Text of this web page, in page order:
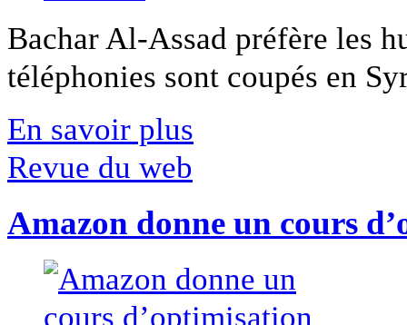
Bachar Al-Assad préfère les
téléphonies sont coupés en
En savoir plus
Revue du web
Amazon donne un cours